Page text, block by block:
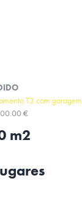
T3 com
€
m2